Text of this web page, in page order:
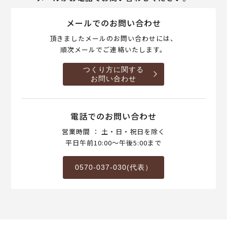
メールでのお問い合わせ
頂きましたメールのお問い合わせには、
順次メールでご連絡いたします。
つくり方に関する
お問い合わせ
電話でのお問い合わせ
営業時間 ： 土・日・祝日を除く
平日午前10:00～午後5:00まで
0570-037-030(代表）